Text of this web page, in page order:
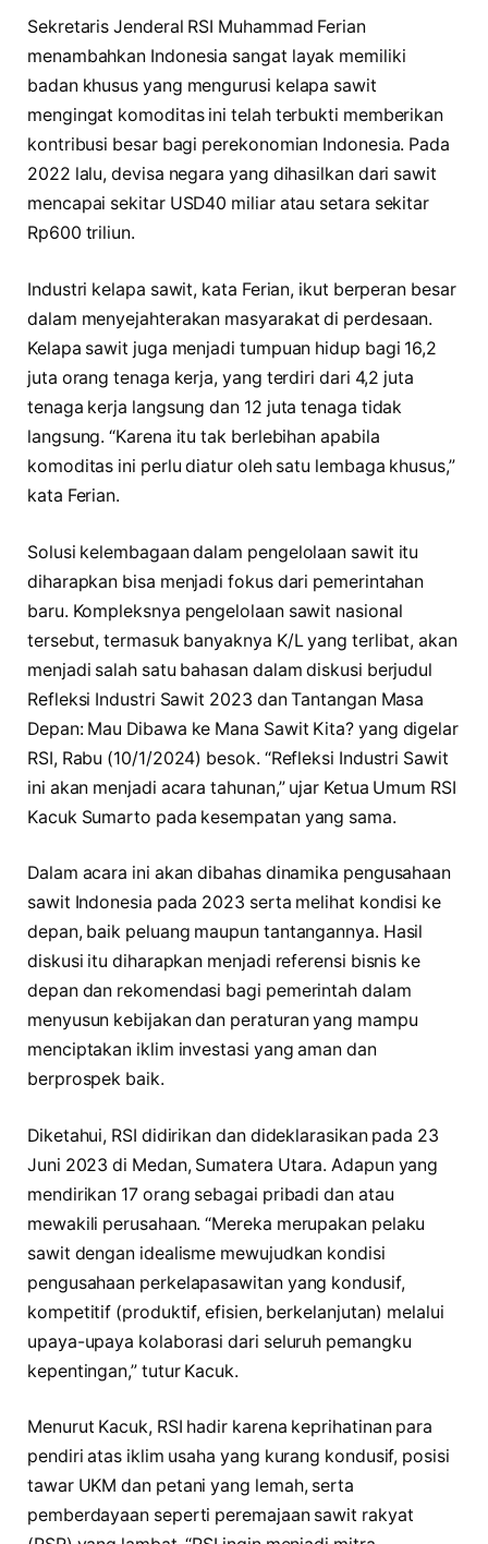
Sekretaris Jenderal RSI Muhammad Ferian
menambahkan Indonesia sangat layak memiliki
badan khusus yang mengurusi kelapa sawit
mengingat komoditas ini telah terbukti memberikan
kontribusi besar bagi perekonomian Indonesia. Pada
2022 lalu, devisa negara yang dihasilkan dari sawit
mencapai sekitar USD40 miliar atau setara sekitar
Rp600 triliun.
Industri kelapa sawit, kata Ferian, ikut berperan besar
dalam menyejahterakan masyarakat di perdesaan.
Kelapa sawit juga menjadi tumpuan hidup bagi 16,2
juta orang tenaga kerja, yang terdiri dari 4,2 juta
tenaga kerja langsung dan 12 juta tenaga tidak
langsung. “Karena itu tak berlebihan apabila
komoditas ini perlu diatur oleh satu lembaga khusus,”
kata Ferian.
Solusi kelembagaan dalam pengelolaan sawit itu
diharapkan bisa menjadi fokus dari pemerintahan
baru. Kompleksnya pengelolaan sawit nasional
tersebut, termasuk banyaknya K/L yang terlibat, akan
menjadi salah satu bahasan dalam diskusi berjudul
Refleksi Industri Sawit 2023 dan Tantangan Masa
Depan: Mau Dibawa ke Mana Sawit Kita? yang digelar
RSI, Rabu (10/1/2024) besok. “Refleksi Industri Sawit
ini akan menjadi acara tahunan,” ujar Ketua Umum RSI
Kacuk Sumarto pada kesempatan yang sama.
Dalam acara ini akan dibahas dinamika pengusahaan
sawit Indonesia pada 2023 serta melihat kondisi ke
depan, baik peluang maupun tantangannya. Hasil
diskusi itu diharapkan menjadi referensi bisnis ke
depan dan rekomendasi bagi pemerintah dalam
menyusun kebijakan dan peraturan yang mampu
menciptakan iklim investasi yang aman dan
berprospek baik.
Diketahui, RSI didirikan dan dideklarasikan pada 23
Juni 2023 di Medan, Sumatera Utara. Adapun yang
mendirikan 17 orang sebagai pribadi dan atau
mewakili perusahaan. “Mereka merupakan pelaku
sawit dengan idealisme mewujudkan kondisi
pengusahaan perkelapasawitan yang kondusif,
kompetitif (produktif, efisien, berkelanjutan) melalui
upaya-upaya kolaborasi dari seluruh pemangku
kepentingan,” tutur Kacuk.
Menurut Kacuk, RSI hadir karena keprihatinan para
pendiri atas iklim usaha yang kurang kondusif, posisi
tawar UKM dan petani yang lemah, serta
pemberdayaan seperti peremajaan sawit rakyat